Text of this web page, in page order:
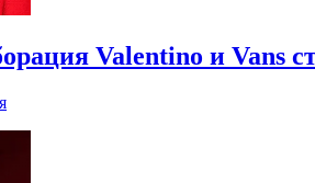
Valentino и Vans